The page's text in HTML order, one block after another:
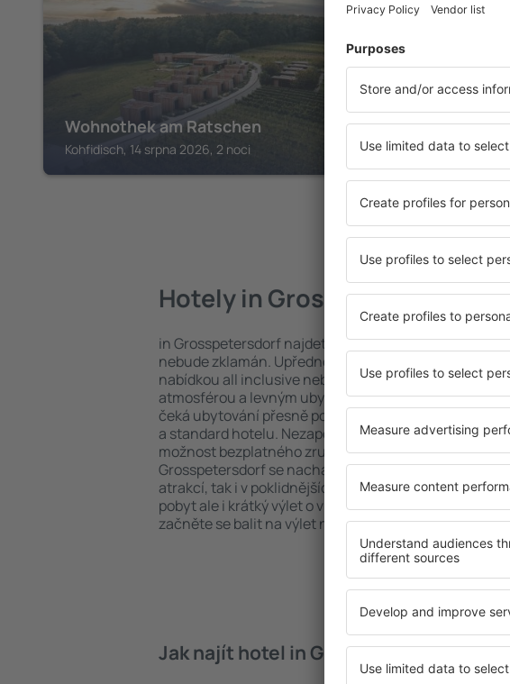
Wohnothek am Ratschen
Kohfidisch, 14 srpna 2026, 2 noci
Hotel
Oberwart,
Hotely in Grosspetersdorf
in Grosspetersdorf najdete celou řadu hotelů. Žádný
nebude zklamán. Upřednostňujete hotel na vysoké
nabídkou all inclusive nebo hledáte spíše místa s
atmosférou a levným ubytováním? in
čeká ubytování přesně podle vašich představ! Stačí
a standard hotelu. Nezapomeňte zkontrolovat způsob
možnost bezplatného zrušení rezervace. Hotely in
Grosspetersdorf se nacházejí jak v blízkosti
atrakcí, tak i v poklidnějších čtvrtích. Jsou jako
pobyt ale i krátký výlet o víkendu. Vyberte hotel
začněte se balit na výlet nebo služební cestu už dnes!
Jak najít hotel in Grosspetersdorf?